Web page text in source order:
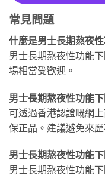
常見問題
什麼是男士長期熬夜
男士長期熬夜性功能
場相當受歡迎。
男士長期熬夜性功能
可透過香港認證嘅網
保正品。建議避免來歷
男士長期熬夜性功能
男士長期熬夜性功能